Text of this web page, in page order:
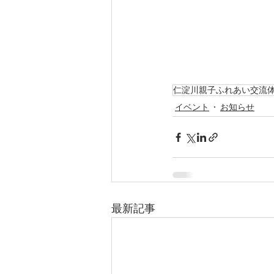
仁淀川親子ふれあい交流
イベント
お知らせ
最新記事